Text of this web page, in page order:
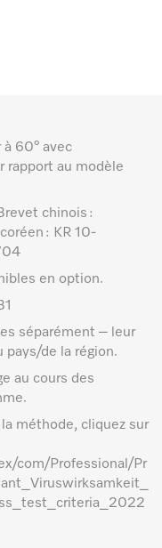
à 60° avec
rapport au modèle
chinois :
: KR 10-
en option.
séparément – leur
de la région.
au cours des
méthode, cliquez sur
com/Professional/Pr